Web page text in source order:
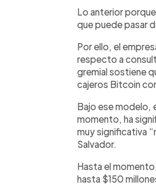
Lo anterior
que puede pasar
Por ello, el
respecto a
gremial sostiene
cajeros Bitcoin
Bajo ese modelo,
momento, ha
muy significativa
Salvador.
Hasta el
hasta $150